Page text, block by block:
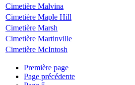
Cimetière Malvina
Cimetière Maple Hill
Cimetière Marsh
Cimetière Martinville
Cimetière McIntosh
Première page
Page précédente